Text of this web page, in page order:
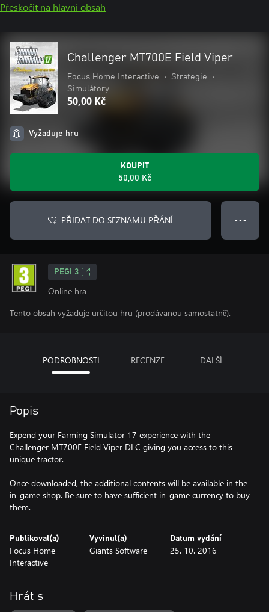
Přeskočit na hlavní obsah
Challenger MT700E Field Viper
Focus Home Interactive • Strategie
•
Simulátory
50,00 Kč
Vyžaduje hru
KOUPIT
50,00 Kč
PŘIDAT DO SEZNAMU PŘÁNÍ ● ● ●
PEGI 3
Online hra
Tento obsah vyžaduje určitou hru (prodávanou samostatně).
PODROBNOSTI RECENZE DALŠÍ
Popis
Expend your Farming Simulator 17 experience with the
Challenger MT700E Field Viper DLC giving you access to this
unique tractor.
Once downloaded, the additional contents will be available in the
in-game shop. Be sure to have sufficient in-game currency to buy
them.
Publikoval(a)
Focus Home
Interactive
Vyvinul(a)
Giants Software
Datum vydání
25. 10. 2016
Hrát s